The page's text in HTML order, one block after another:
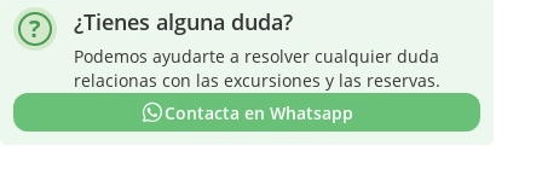
¿Tienes alguna duda?
Podemos ayudarte a resolver cualquier duda
relacionas con las excursiones y las reservas.
Contacta en Whatsapp